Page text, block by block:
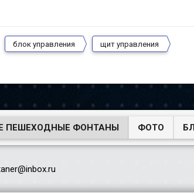
блок управления щит управления
ПЕШЕХОДНЫЕ ФОНТАНЫ ФОТО